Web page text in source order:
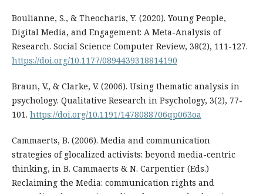
Boulianne, S., & Theocharis, Y. (2020). Young People,
Digital Media, and Engagement: A Meta-Analysis of
Research. Social Science Computer Review, 38(2), 111-127.
https://doi.org/10.1177/0894439318814190
Braun, V., & Clarke, V. (2006). Using thematic analysis in
psychology. Qualitative Research in Psychology, 3(2), 77-
101. https://doi.org/10.1191/1478088706qp063oa
Cammaerts, B. (2006). Media and communication
strategies of glocalized activists: beyond media-centric
thinking, in B. Cammaerts & N. Carpentier (Eds.)
Reclaiming the Media: communication rights and